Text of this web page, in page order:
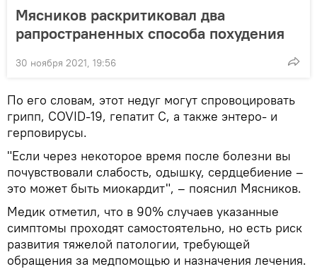
Мясников раскритиковал два
рапространенных способа похудения
30 ноября 2021, 19:56
По его словам, этот недуг могут спровоцировать
грипп, COVID-19, гепатит С, а также энтеро- и
герповирусы.
"Если через некоторое время после болезни вы
почувствовали слабость, одышку, сердцебиение –
это может быть миокардит", – пояснил Мясников.
Медик отметил, что в 90% случаев указанные
симптомы проходят самостоятельно, но есть риск
развития тяжелой патологии, требующей
обращения за медпомощью и назначения лечения.